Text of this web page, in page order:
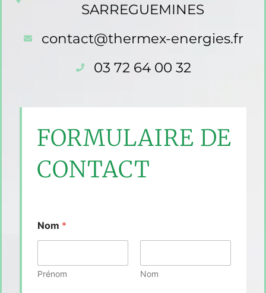
SARREGUEMINES
contact@thermex-energies.fr
03 72 64 00 32
FORMULAIRE DE
CONTACT
Nom *
Prénom Nom